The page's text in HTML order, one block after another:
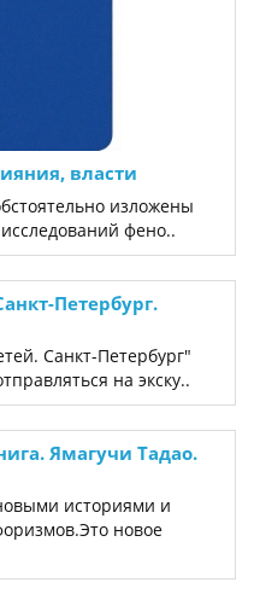
власти
изложены
фено..
Петербург.
Санкт-Петербург"
на экску..
Ямагучи Тадао.
историями и
новое